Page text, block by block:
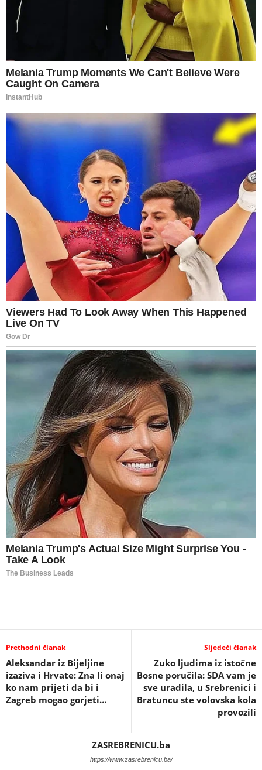
Prethodni članak
Aleksandar iz Bijeljine
izaziva i Hrvate: Zna li onaj
ko nam prijeti da bi i
Zagreb mogao gorjeti…
Sljedeći članak
Zuko ljudima iz istočne
Bosne poručila: SDA vam je
sve uradila, u Srebrenici i
Bratuncu ste volovska kola
provozili
ZASREBRENICU.ba
https://www.zasrebrenicu.ba/